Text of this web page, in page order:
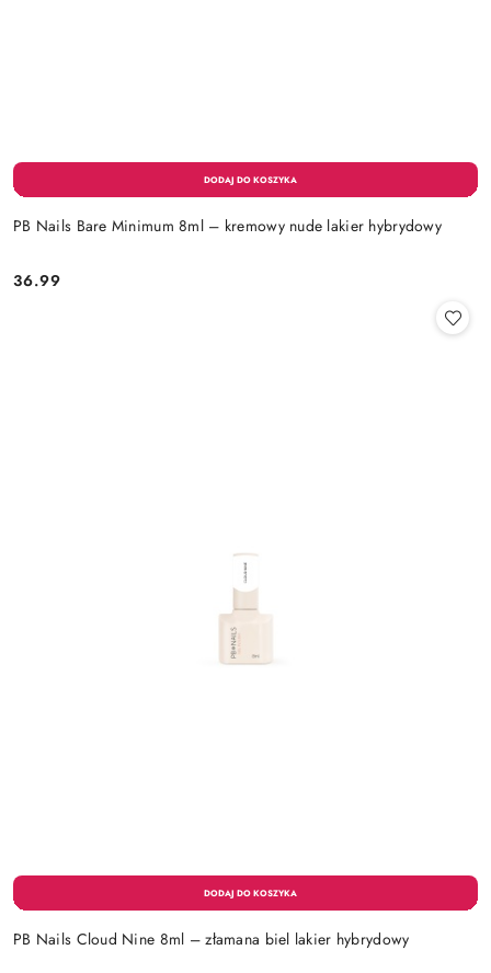
PB Nails Bare Minimum 8ml – kremowy nude lakier hybrydowy
Cena:
36.99
PB Nails Cloud Nine 8ml – złamana biel lakier hybrydowy